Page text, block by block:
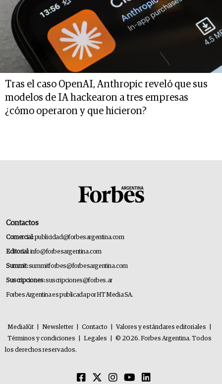
Tras el caso OpenAI, Anthropic reveló que sus
modelos de IA hackearon a tres empresas
¿cómo operaron y que hicieron?
Contactos
Comercial:publicidad@forbesargentina.com
Editorial:info@forbesargentina.com
Summit:summitforbes@forbesargentina.com
Suscripciones:suscripciones@forbes.ar
Forbes Argentina es publicada por HT Media SA.
MediaKit Newsletter Contacto Valores y estándares editoriales
Términos y condiciones
Legales
© 2026. Forbes Argentina. Todos
los derechos reservados.